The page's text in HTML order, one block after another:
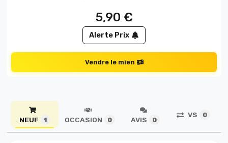
5,90 €
Alerte Prix
Vendre le mien
NEUF 1 OCCASION 0 AVIS 0
VS 0